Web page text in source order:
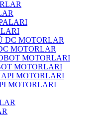
MOTORLAR
MOTORLARI
MOTORLARI